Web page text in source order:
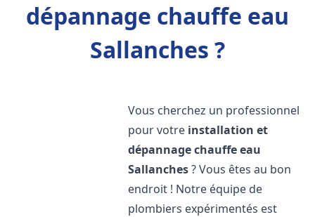
dépannage chauffe eau
Sallanches ?
Vous cherchez un professionnel
pour votre installation et
dépannage chauffe eau
Sallanches? Vous êtes au bon
endroit ! Notre équipe de
plombiers expérimentés est